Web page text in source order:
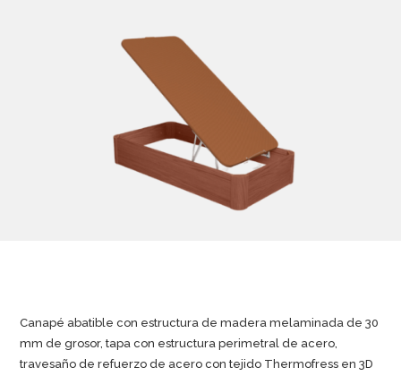
Canapé abatible con estructura de madera melaminada de 30
mm de grosor, tapa con estructura perimetral de acero,
travesaño de refuerzo de acero con tejido Thermofress en 3D